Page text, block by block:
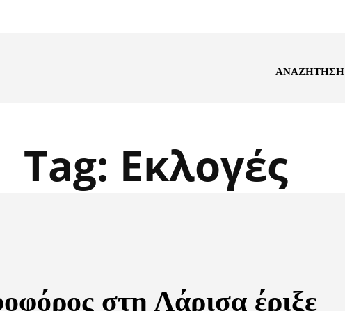
ΑΝΑΖΗΤΗΣΗ
Tag: Εκλογές
στη Λάρισα έριξε